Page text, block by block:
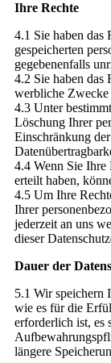
Ihre Rechte
4.1 Sie haben das
gespeicherten
gegebenenfalls
4.2 Sie haben das
werbliche Zwecke
4.3 Unter
Löschung Ihrer
Einschränkung
4.4 Wenn Sie
erteilt haben,
4.5 Um Ihre
Ihrer
jederzeit an uns
dieser
Dauer der
5.1 Wir speichern
wie es für die
erforderlich ist, es
längere